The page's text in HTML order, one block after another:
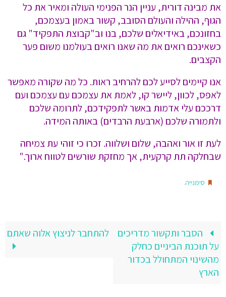
את מבינה דורית, עניין הנר הפנימי העולה ומאיר את כל
הגוף, ההילה והעולם הסובב, קשור באמון בעצמכם,
בחזונכם, באידיאלים שלכם, בנו וב"קבוצת התפקיד" גם
כשאינכם רואים את מה שאנו רואים בעולמנו משום פער
הקצבים.
אנו קיימים לסייע לכם להרחיב ראות. כל מה שקורה מאפשר
לאפס, לכוון, ליישר קו, לאמת את עצמכם עם עצמכם ועם
דרככם עלי אדמות באשר לתפקידכם, לתרומה שלכם
ולתמורה שלכם (ארבעת הרבדים) באותה המידה.
לעת זו אור ואהבה, שלום ושלווה. זכרו כי זוהי עת צמיחה
שבחלקה תת קרקעית, אך מחזקת שורשים לטווח ארוך."
סימנייה.
הסבר ותקשור מדריכים
על תוכנת הביניים כחלק
מהשינוי המתחולל בכדור
הארץ
להתחבר לניצוץ אלוה שאתם